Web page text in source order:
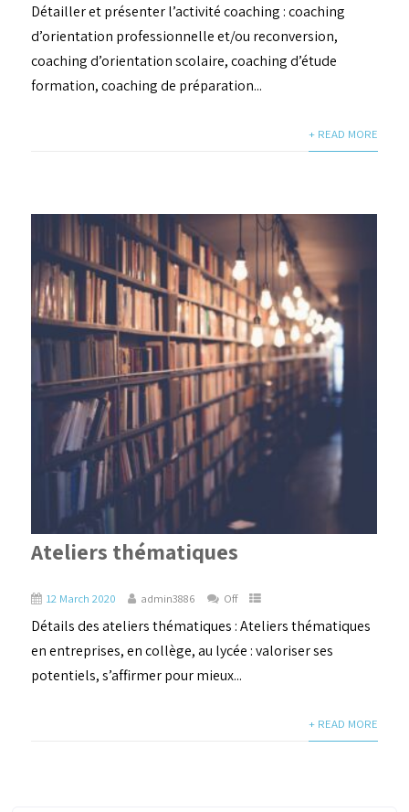
Détailler et présenter l’activité coaching : coaching
d’orientation professionnelle et/ou reconversion,
coaching d’orientation scolaire, coaching d’étude
formation, coaching de préparation...
+ READ MORE
Ateliers thématiques
12 March 2020 admin3886 Off
Détails des ateliers thématiques : Ateliers thématiques
en entreprises, en collège, au lycée : valoriser ses
potentiels, s’affirmer pour mieux...
+ READ MORE